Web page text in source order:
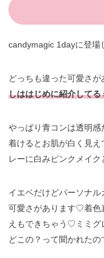
candymagic 1dayに登場
どっちも違った可愛さ
しははじめに紹介して
やっぱり青コンは透明感
着けるとお肌が白く見
レーに白みピンクメイ
イエベだけどパーソナ
可愛さがあります♡着色
えもできちゃう♡ミミグ
どこの？って聞かれたの